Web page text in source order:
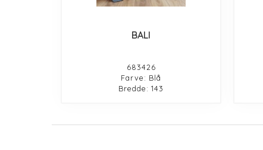
BALI
683426
Farve: Blå
Bredde: 143